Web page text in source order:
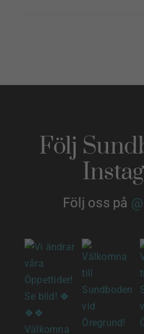
Följ
Följ oss på